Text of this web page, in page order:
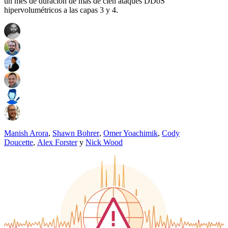
hipervolumétricos a las capas 3 y 4.
Manish Arora, Shawn Bohrer, Omer Yoachimik, Cody
Doucette, Alex Forstery Nick Wood